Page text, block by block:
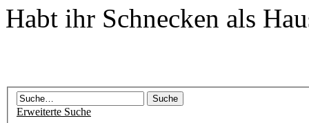
Habt ihr Schnecken als
Erweiterte Suche